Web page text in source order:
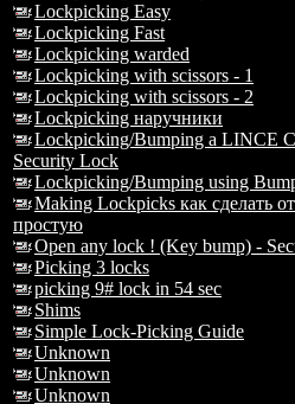
Lockpicking Easy
Lockpicking Fast
Lockpicking warded
Lockpicking with scissors - 1
Lockpicking with scissors - 2
Lockpicking наручники
Lockpicking/Bumping a LINCE
Security Lock
Lockpicking/Bumping using
Making Lockpicks как сделать
простую
Open any lock ! (Key bump) -
Picking 3 locks
picking 9# lock in 54 sec
Shims
Simple Lock-Picking Guide
Unknown
Unknown
Unknown